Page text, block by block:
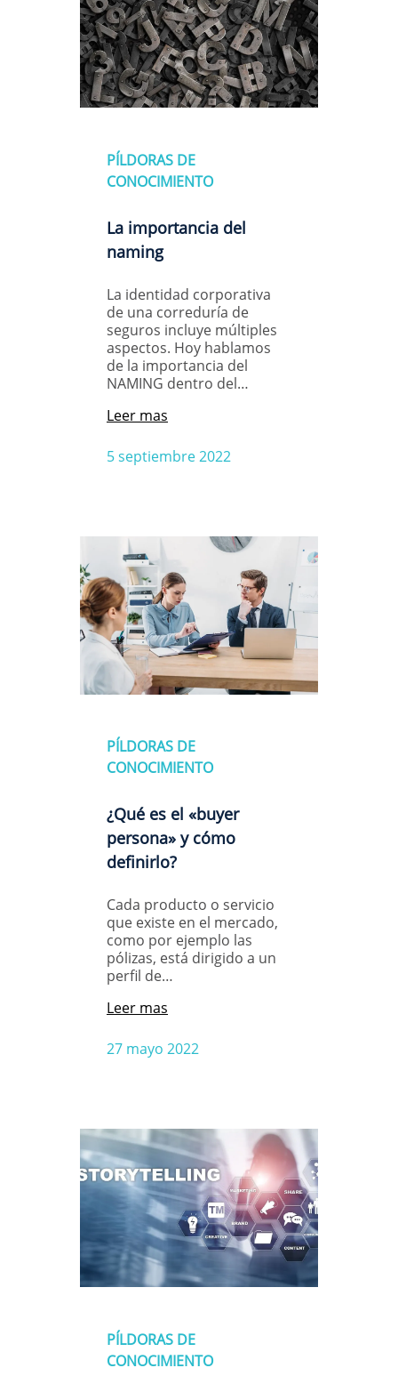
PÍLDORAS DE
CONOCIMIENTO
La importancia del
naming
La identidad corporativa
de una correduría de
seguros incluye múltiples
aspectos. Hoy hablamos
de la importancia del
NAMING dentro del…
5 septiembre 2022
Leer mas
PÍLDORAS DE
CONOCIMIENTO
¿Qué es el «buyer
persona» y cómo
definirlo?
Cada producto o servicio
que existe en el mercado,
como por ejemplo las
pólizas, está dirigido a un
perfil de…
27 mayo 2022
Leer mas
PÍLDORAS DE
CONOCIMIENTO